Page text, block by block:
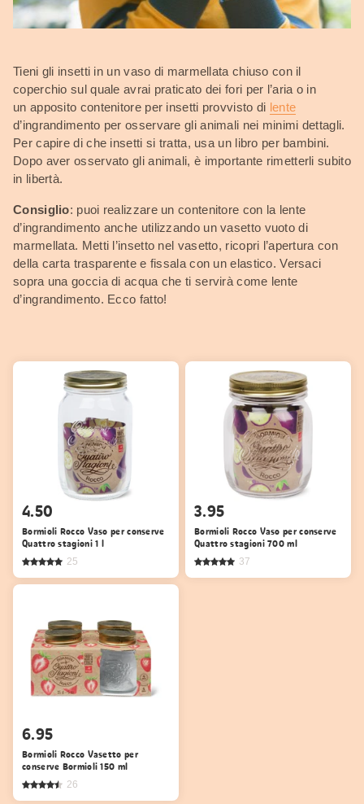
Tieni gli insetti in un vaso di marmellata chiuso con il
coperchio sul quale avrai praticato dei fori per l’aria o in
un apposito contenitore per insetti provvisto di lente
d’ingrandimento per osservare gli animali nei minimi dettagli.
Per capire di che insetti si tratta, usa un libro per bambini.
Dopo aver osservato gli animali, è importante rimetterli subito
in libertà.
Consiglio: puoi realizzare un contenitore con la lente
d’ingrandimento anche utilizzando un vasetto vuoto di
marmellata. Metti l’insetto nel vasetto, ricopri l’apertura con
della carta trasparente e fissala con un elastico. Versaci
sopra una goccia di acqua che ti servirà come lente
d’ingrandimento. Ecco fatto!
4.50
Bormioli Rocco Vaso per conserve
Quattro stagioni 1 l
25
3.95
Bormioli Rocco Vaso per conserve
Quattro stagioni 700 ml
37
6.95
Bormioli Rocco Vasetto per
conserve Bormioli 150 ml
26